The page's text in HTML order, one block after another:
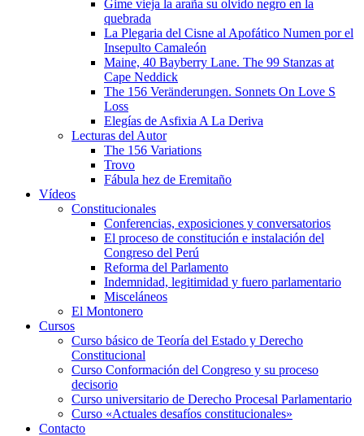
Gime vieja la araña su olvido negro en la
quebrada
La Plegaria del Cisne al Apofático Numen por el
Insepulto Camaleón
Maine, 40 Bayberry Lane. The 99 Stanzas at
Cape Neddick
The 156 Veränderungen. Sonnets On Love S
Loss
Elegías de Asfixia A La Deriva
Lecturas del Autor
The 156 Variations
Trovo
Fábula hez de Eremitaño
Vídeos
Constitucionales
Conferencias, exposiciones y conversatorios
El proceso de constitución e instalación del
Congreso del Perú
Reforma del Parlamento
Indemnidad, legitimidad y fuero parlamentario
Misceláneos
El Montonero
Cursos
Curso básico de Teoría del Estado y Derecho
Constitucional
Curso Conformación del Congreso y su proceso
decisorio
Curso universitario de Derecho Procesal Parlamentario
Curso «Actuales desafíos constitucionales»
Contacto